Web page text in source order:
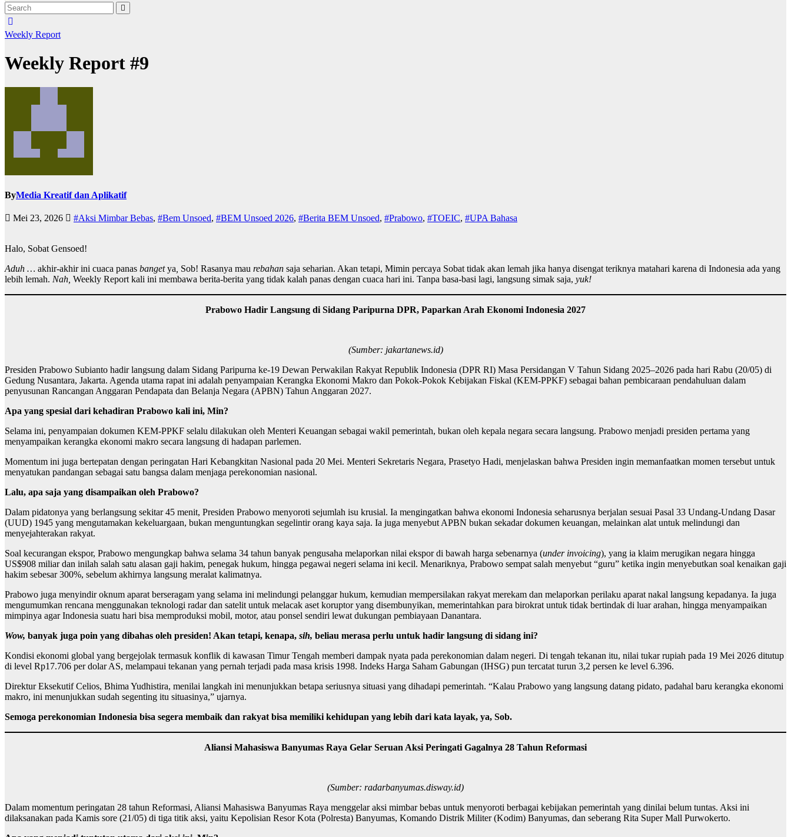
Weekly Report
Weekly Report #9
ByMedia Kreatif dan Aplikatif
Mei 23, 2026 #Aksi Mimbar Bebas, #Bem Unsoed, #BEM Unsoed 2026, #Berita BEM Unsoed, #Prabowo, #TOEIC, #UPA Bahasa
Halo, Sobat Gensoed!
Aduh … akhir-akhir ini cuaca panas bangetya, Sob! Rasanya mau rebahan saja seharian. Akan tetapi, Mimin percaya Sobat tidak akan lemah jika hanya disengat teriknya matahari karena di Indonesia ada yang
lebih lemah. Nah, Weekly Report kali ini membawa berita-berita yang tidak kalah panas dengan cuaca hari ini. Tanpa basa-basi lagi, langsung simak saja, yuk!
Prabowo Hadir Langsung di Sidang Paripurna DPR, Paparkan Arah Ekonomi Indonesia 2027
(Sumber: jakartanews.id)
Presiden Prabowo Subianto hadir langsung dalam Sidang Paripurna ke-19 Dewan Perwakilan Rakyat Republik Indonesia (DPR RI) Masa Persidangan V Tahun Sidang 2025–2026 pada hari Rabu (20/05) di
Gedung Nusantara, Jakarta. Agenda utama rapat ini adalah penyampaian Kerangka Ekonomi Makro dan Pokok-Pokok Kebijakan Fiskal (KEM-PPKF) sebagai bahan pembicaraan pendahuluan dalam
penyusunan Rancangan Anggaran Pendapata dan Belanja Negara (APBN) Tahun Anggaran 2027.
Apa yang spesial dari kehadiran Prabowo kali ini, Min?
Selama ini, penyampaian dokumen KEM-PPKF selalu dilakukan oleh Menteri Keuangan sebagai wakil pemerintah, bukan oleh kepala negara secara langsung. Prabowo menjadi presiden pertama yang
menyampaikan kerangka ekonomi makro secara langsung di hadapan parlemen.
Momentum ini juga bertepatan dengan peringatan Hari Kebangkitan Nasional pada 20 Mei. Menteri Sekretaris Negara, Prasetyo Hadi, menjelaskan bahwa Presiden ingin memanfaatkan momen tersebut untuk
menyatukan pandangan sebagai satu bangsa dalam menjaga perekonomian nasional.
Lalu, apa saja yang disampaikan oleh Prabowo?
Dalam pidatonya yang berlangsung sekitar 45 menit, Presiden Prabowo menyoroti sejumlah isu krusial. Ia mengingatkan bahwa ekonomi Indonesia seharusnya berjalan sesuai Pasal 33 Undang-Undang Dasar
(UUD) 1945 yang mengutamakan kekeluargaan, bukan menguntungkan segelintir orang kaya saja. Ia juga menyebut APBN bukan sekadar dokumen keuangan, melainkan alat untuk melindungi dan
menyejahterakan rakyat.
Soal kecurangan ekspor, Prabowo mengungkap bahwa selama 34 tahun banyak pengusaha melaporkan nilai ekspor di bawah harga sebenarnya (under invoicing), yang ia klaim merugikan negara hingga
US$908 miliar dan inilah salah satu alasan gaji hakim, penegak hukum, hingga pegawai negeri selama ini kecil. Menariknya, Prabowo sempat salah menyebut “guru” ketika ingin menyebutkan soal kenaikan gaji
hakim sebesar 300%, sebelum akhirnya langsung meralat kalimatnya.
Prabowo juga menyindir oknum aparat berseragam yang selama ini melindungi pelanggar hukum, kemudian mempersilakan rakyat merekam dan melaporkan perilaku aparat nakal langsung kepadanya. Ia juga
mengumumkan rencana menggunakan teknologi radar dan satelit untuk melacak aset koruptor yang disembunyikan, memerintahkan para birokrat untuk tidak bertindak di luar arahan, hingga menyampaikan
mimpinya agar Indonesia suatu hari bisa memproduksi mobil, motor, atau ponsel sendiri lewat dukungan pembiayaan Danantara.
Wow, banyak juga poin yang dibahas oleh presiden! Akan tetapi, kenapa, sih, beliau merasa perlu untuk hadir langsung di sidang ini?
Kondisi ekonomi global yang bergejolak termasuk konflik di kawasan Timur Tengah memberi dampak nyata pada perekonomian dalam negeri. Di tengah tekanan itu, nilai tukar rupiah pada 19 Mei 2026 ditutup
di level Rp17.706 per dolar AS, melampaui tekanan yang pernah terjadi pada masa krisis 1998. Indeks Harga Saham Gabungan (IHSG) pun tercatat turun 3,2 persen ke level 6.396.
Direktur Eksekutif Celios, Bhima Yudhistira, menilai langkah ini menunjukkan betapa seriusnya situasi yang dihadapi pemerintah. “Kalau Prabowo yang langsung datang pidato, padahal baru kerangka ekonomi
makro, ini menunjukkan sudah segenting itu situasinya,” ujarnya.
Semoga perekonomian Indonesia bisa segera membaik dan rakyat bisa memiliki kehidupan yang lebih dari kata layak, ya, Sob.
Aliansi Mahasiswa Banyumas Raya Gelar Seruan Aksi Peringati Gagalnya 28 Tahun Reformasi
(Sumber: radarbanyumas.disway.id)
Dalam momentum peringatan 28 tahun Reformasi, Aliansi Mahasiswa Banyumas Raya menggelar aksi mimbar bebas untuk menyoroti berbagai kebijakan pemerintah yang dinilai belum tuntas. Aksi ini
dilaksanakan pada Kamis sore (21/05) di tiga titik aksi, yaitu Kepolisian Resor Kota (Polresta) Banyumas, Komando Distrik Militer (Kodim) Banyumas, dan seberang Rita Super Mall Purwokerto.